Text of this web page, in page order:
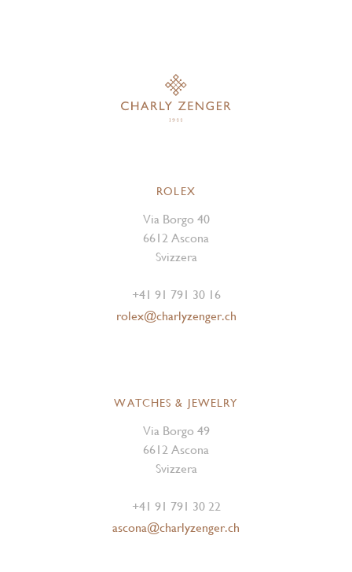
ROLEX
Via Borgo 40
6612 Ascona
Svizzera
+41 91 791 30 16
rolex@charlyzenger.ch
WATCHES & JEWELRY
Via Borgo 49
6612 Ascona
Svizzera
+41 91 791 30 22
ascona@charlyzenger.ch